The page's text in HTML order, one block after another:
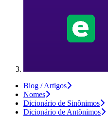
Blog / Artigos
Nomes
Dicionário de Sinônimos
Dicionário de Antônimos